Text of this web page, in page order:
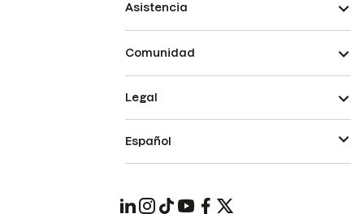
Asistencia
Comunidad
Legal
Español